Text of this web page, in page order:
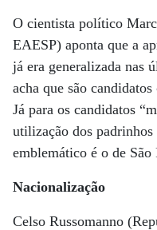
O cientista político
EAESP) aponta que a
já era generalizada nas
acha que são
Já para os candidatos
utilização dos
emblemático é o de São
Nacionalização
Celso Russomanno